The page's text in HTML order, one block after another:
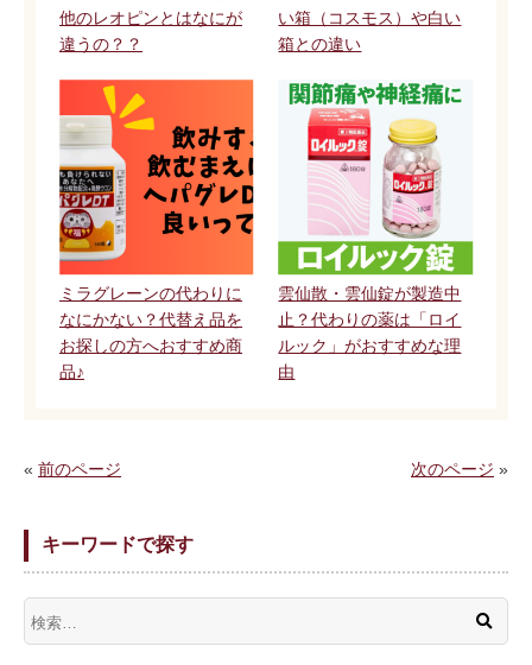
他のレオピンとはなにが
違うの？？
い箱（コスモス）や白い
箱との違い
ミラグレーンの代わりに
なにかない？代替え品を
お探しの方へおすすめ商
品♪
雲仙散・雲仙錠が製造中
止？代わりの薬は「ロイ
ルック」がおすすめな理
由
« 前のページ 次のページ »
キーワードで探す